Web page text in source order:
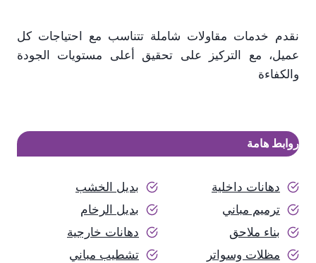
نقدم خدمات مقاولات شاملة تتناسب مع احتياجات كل
عميل، مع التركيز على تحقيق أعلى مستويات الجودة
والكفاءة
روابط هامة
دهانات داخلية
بديل الخشب
ترميم مباني
بديل الرخام
بناء ملاحق
دهانات خارجية
مظلات وسواتر
تشطيب مباني